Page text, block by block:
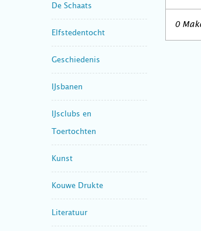
De Schaats
Elfstedentocht
Geschiedenis
IJsbanen
IJsclubs en
Toertochten
Kunst
Kouwe Drukte
Literatuur
0